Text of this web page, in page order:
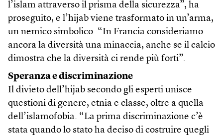
l’islam attraverso il prisma della sicurezza”, ha
proseguito, e l’hijab viene trasformato in un’arma,
un nemico simbolico. “In Francia consideriamo
ancora la diversità una minaccia, anche se il calcio
dimostra che la diversità ci rende più forti”.
Speranza e discriminazione
Il divieto dell’hijab secondo gli esperti unisce
questioni di genere, etnia e classe, oltre a quella
dell’islamofobia. “La prima discriminazione c’è
stata quando lo stato ha deciso di costruire quegli